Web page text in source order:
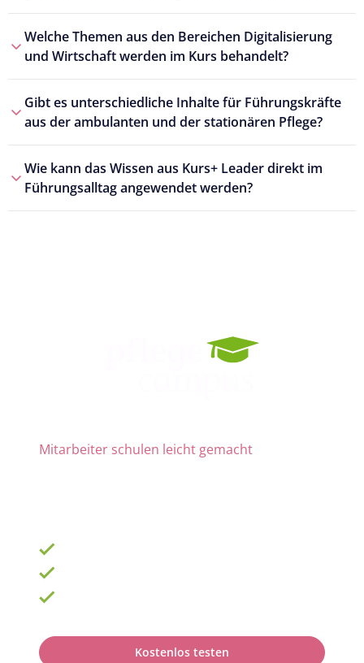
Welche Themen aus den Bereichen Digitalisierung
und Wirtschaft werden im Kurs behandelt?
Gibt es unterschiedliche Inhalte für Führungskräfte
aus der ambulanten und der stationären Pflege?
Wie kann das Wissen aus Kurs+ Leader direkt im
Führungsalltag angewendet werden?
Mitarbeiter schulen leicht gemacht
Kostenlos testen